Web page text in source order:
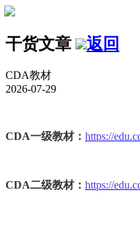
干货文章 返回
CDA教材
2026-07-29
CDA一级教材： https://
CDA二级教材： https://